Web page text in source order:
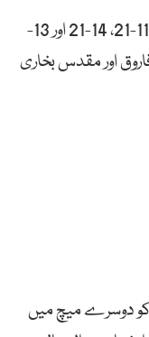
پاکستان ویمن ٹیم کی کامیابی کا اسکور 11-21، 14-21 اور 13-
فاروق اور مقدس بخاری
کو دوسرے میچ میں